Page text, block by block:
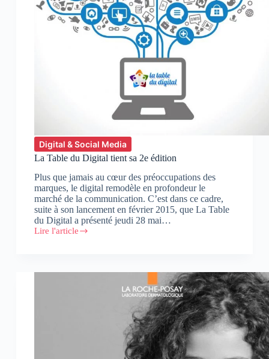
Digital & Social Media
La Table du Digital tient sa 2e édition
Plus que jamais au cœur des préoccupations des
marques, le digital remodèle en profondeur le
marché de la communication. C’est dans ce cadre,
suite à son lancement en février 2015, que La Table
du Digital a présenté jeudi 28 mai…
Lire l'article
La